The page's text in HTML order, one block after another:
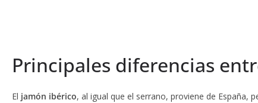
Principales diferencias
El jamón ibérico, al igual que el serrano, proviene de España,